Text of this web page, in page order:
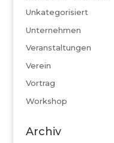
Unkategorisiert
Unternehmen
Veranstaltungen
Verein
Vortrag
Workshop
Archiv